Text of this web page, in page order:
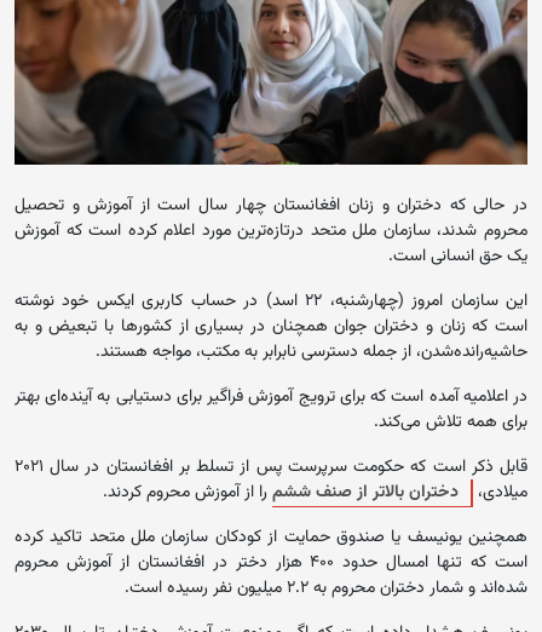
در حالی که دختران و زنان افغانستان چهار سال است از ‏آموزش و تحصیل
محروم شدند، سازمان ملل متحد درتازه‌ترین مورد اعلام کرده است که آموزش
یک حق انسانی است.
این سازمان امروز (چهارشنبه، ۲۲ اسد) در حساب کاربری ایکس خود نوشته
است که زنان و دختران ‏جوان همچنان در بسیاری از کشورها با تبعیض و به
‏حاشیه‌رانده‌شدن، از جمله دسترسی نابرابر به مکتب، مواجه ‏هستند‎.‎
در اعلامیه آمده است که برای ترویج آموزش فراگیر برای دستیابی به آینده‌ای بهتر
برای همه تلاش می‌کند.
قابل ذکر است که حکومت سرپرست پس از تسلط بر افغانستان در سال ‌‏۲۰۲۱
میلادی،
دختران بالاتر از صنف ششم را از آموزش محروم ‏کردند.
همچنین یونیسف یا صندوق حمایت از کودکان سازمان ملل متحد تاکید کرده
است که تنها امسال حدود ۴۰۰ هزار دختر در افغانستان از آموزش ‏محروم
شده‌اند و شمار دختران محروم به ۲.۲ میلیون نفر ‏رسیده است.